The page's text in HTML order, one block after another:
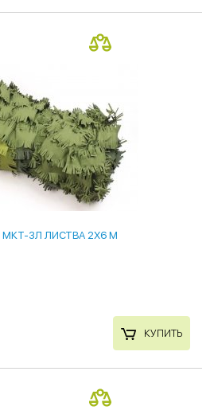
3Л ЛИСТВА 2Х6 М
КУПИТЬ